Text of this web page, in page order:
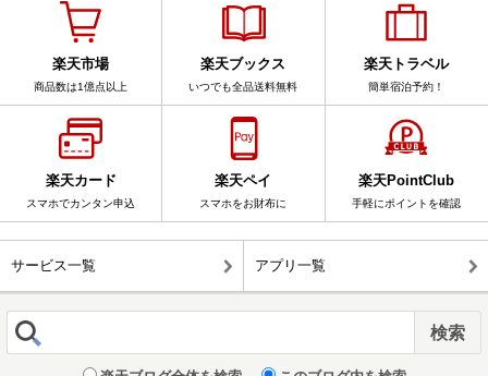
楽天市場
商品数は1億点以上
楽天ブックス
いつでも全品送料無料
楽天トラベル
簡単宿泊予約！
楽天カード
スマホでカンタン申込
楽天ペイ
スマホをお財布に
楽天PointClub
手軽にポイントを確認
サービス一覧 アプリ一覧